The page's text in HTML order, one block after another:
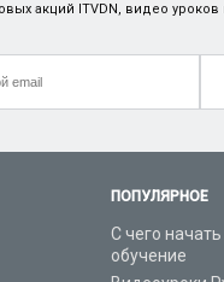
ПОПУЛЯРНОЕ
С чего начать
обучение
акций ITVDN, видео уроков